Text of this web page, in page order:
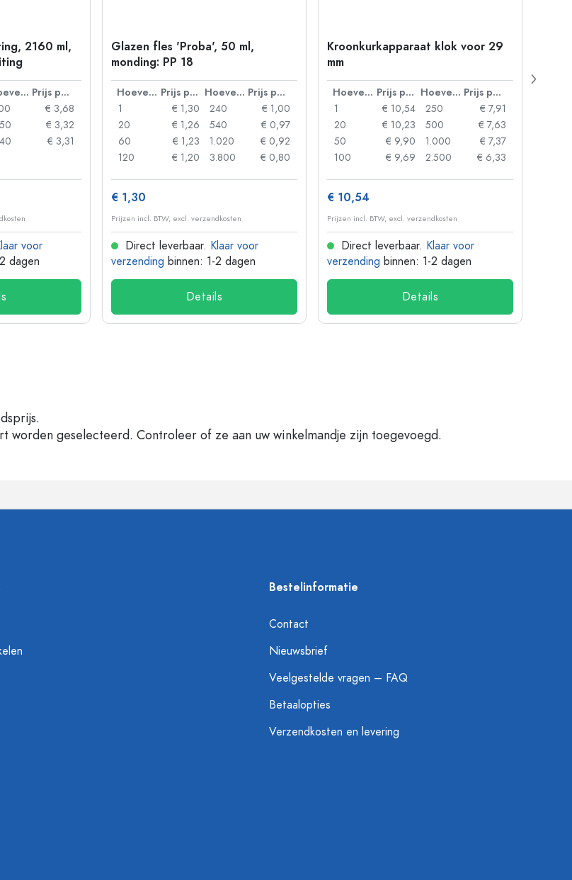
2160 ml,
Hoeveelheid
Prijs per eenheid
€ 3,68
€ 3,32
€ 3,31
voor
dagen
Glazen fles 'Proba', 50 ml,
monding: PP 18
Hoeveelheid Prijs per eenheid Hoeveelheid
Prijs per eenheid
1
€ 1,30
20
€ 1,26
60
€ 1,23
120
€ 1,20
240
€ 1,00
540
€ 0,97
1.020
€ 0,92
3.800
€ 0,80
€ 1,30
Prijzen incl. BTW, excl. verzendkosten
Direct leverbaar. Klaar voor
verzending binnen: 1-2 dagen
Details
Kroonkurkapparaat klok voor 29
mm
Hoeveelheid Prijs per eenheid Hoeveelheid
Prijs per eenheid
1
€ 10,54
20
€ 10,23
50
€ 9,90
100
€ 9,69
250
€ 7,91
500
€ 7,63
1.000
€ 7,37
2.500
€ 6,33
€ 10,54
Prijzen incl. BTW, excl. verzendkosten
Direct leverbaar. Klaar voor
verzending binnen: 1-2 dagen
Details
worden geselecteerd. Controleer of ze aan uw winkelmandje zijn toegevoegd.
Bestelinformatie
Contact
Nieuwsbrief
Veelgestelde vragen – FAQ
Betaalopties
Verzendkosten en levering